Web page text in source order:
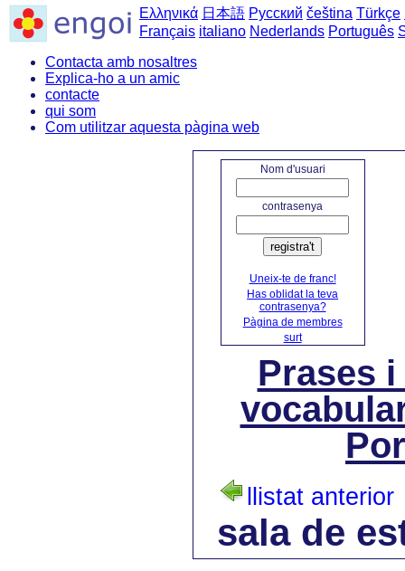
Ελληνικά 日本語 Русский čeština Türkçe
Français italiano Nederlands Português
Contacta amb nosaltres
Explica-ho a un amic
contacte
qui som
Com utilitzar aquesta pàgina web
Nom d'usuari
contrasenya
registra't
Uneix-te de franc!
Has oblidat la teva
contrasenya?
Pàgina de membres
surt
Prases
llistat anterior
sala de